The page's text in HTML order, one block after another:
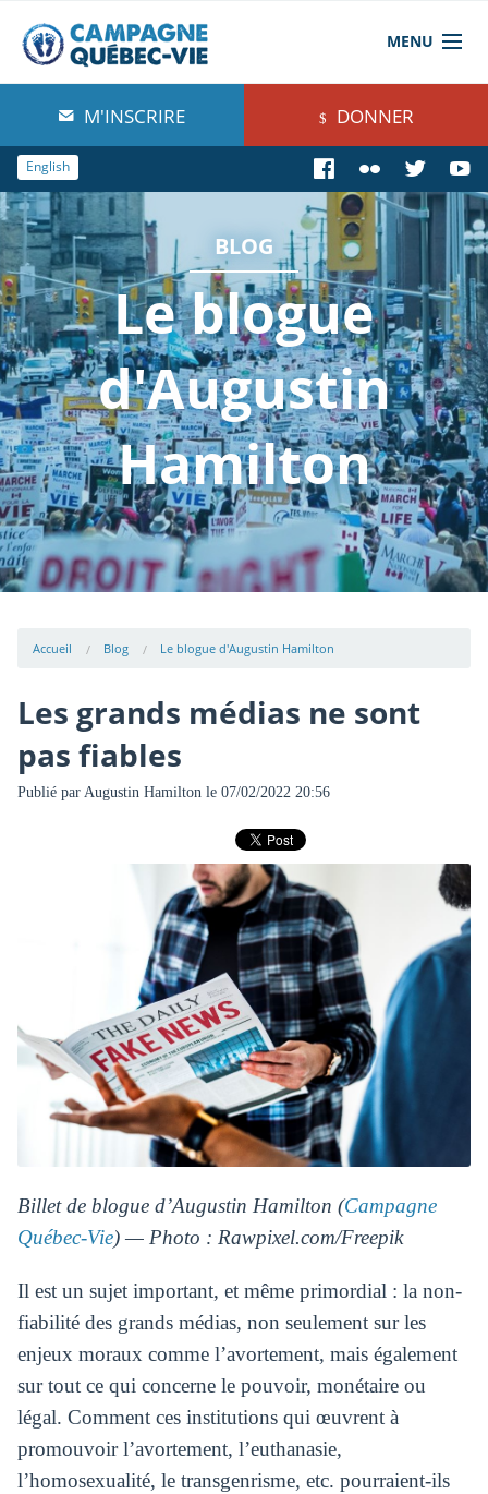
MENU
À propos de nous
Blog
Comprendre
Agir
Boutique
M'INSCRIRE DONNER
English
BLOG
Le blogue
d'Augustin
Hamilton
Accueil Blog Le blogue d'Augustin Hamilton
Les grands médias ne sont
pas fiables
Publié par Augustin Hamiltonle 07/02/2022 20:56
Billet de blogue d’Augustin Hamilton (Campagne
Québec-Vie) — Photo : Rawpixel.com/Freepik
Il est un sujet important, et même primordial : la non-
fiabilité des grands médias, non seulement sur les
enjeux moraux comme l’avortement, mais également
sur tout ce qui concerne le pouvoir, monétaire ou
légal. Comment ces institutions qui œuvrent à
promouvoir l’avortement, l’euthanasie,
l’homosexualité, le transgenrisme, etc. pourraient-ils